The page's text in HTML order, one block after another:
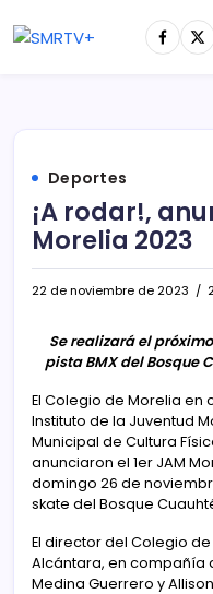
Deportes
¡A rodar!,
Morelia 2023
22 de noviembre de 2023
Se realizará el
pista BMX del Bosque
El Colegio de Morelia en
Instituto de la Juventud
Municipal de Cultura
anunciaron el 1er JAM
domingo 26 de
skate del Bosque
El director del Colegio
Alcántara, en compañía
Medina Guerrero y